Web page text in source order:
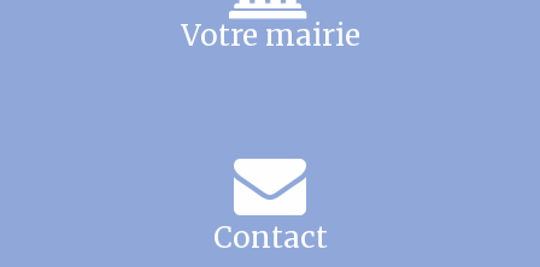
Votre mairie
Contact